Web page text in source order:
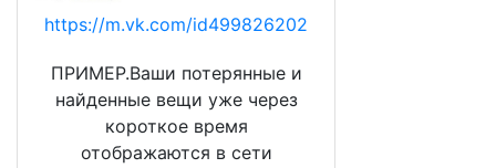
https://m.vk.com/id499826202
ПРИМЕР.Ваши потерянные и
найденные вещи уже через
короткое время
отображаются в сети